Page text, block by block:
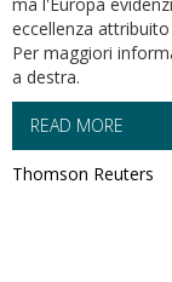
eccellenza
Per maggiori
a destra.
READ MORE
Thomson Reuters